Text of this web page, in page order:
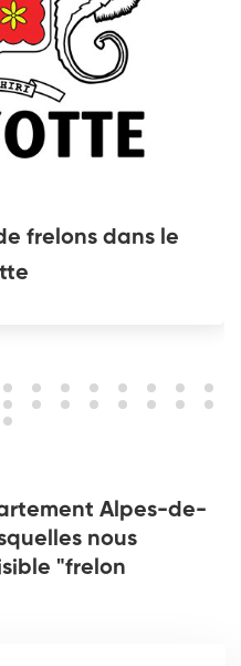
frelons dans le
Alpes-de-
nous
"frelon